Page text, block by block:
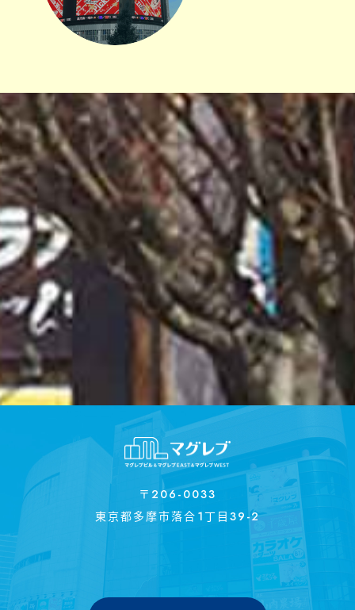
〒206-0033
東京都多摩市落合1丁目39-2